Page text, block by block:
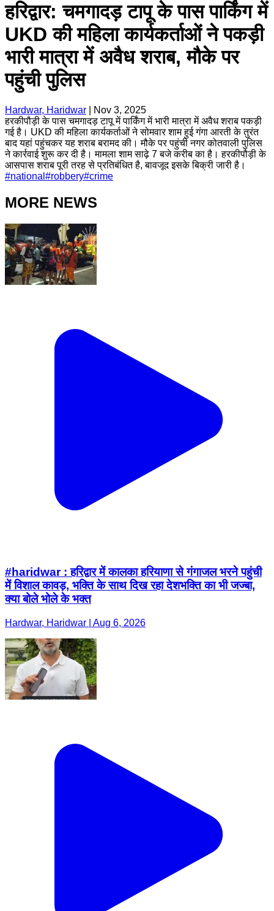
हरिद्वार: चमगादड़ टापू के पास पार्किंग में
UKD की महिला कार्यकर्ताओं ने पकड़ी
भारी मात्रा में अवैध शराब, मौके पर
पहुंची पुलिस
Hardwar, Haridwar
Nov 3, 2025
हरकीपौड़ी के पास चमगादड़ टापू में पार्किंग में भारी मात्रा में अवैध शराब पकड़ी
गई है। UKD की महिला कार्यकर्ताओं ने सोमवार शाम हुई गंगा आरती के तुरंत
बाद यहां पहुंचकर यह शराब बरामद की। मौके पर पहुंची नगर कोतवाली पुलिस
ने कार्रवाई शुरू कर दी है। मामला शाम साढ़े 7 बजे करीब का है। हरकीपौड़ी के
आसपास शराब पूरी तरह से प्रतिबंधित है, बावजूद इसके बिक्री जारी है।
#national #robbery#crime
MORE NEWS
#haridwar : हरिद्वार में कालका हरियाणा से गंगाजल भरने पहुंची
में विशाल कावड़, भक्ति के साथ दिख रहा देशभक्ति का भी जज्बा,
क्या बोले भोले के भक्त
Hardwar, Haridwar | Aug 6, 2026